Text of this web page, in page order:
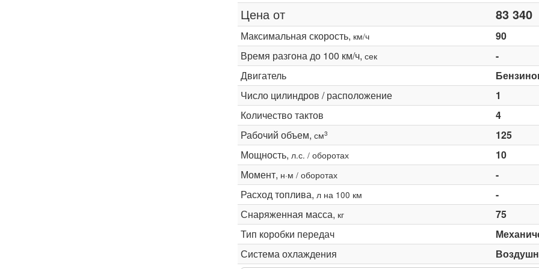
Цена от 83 340
Максимальная скорость, км/ч
90
Время разгона до 100 км/ч, сек
-
Двигатель
Число цилиндров / расположение
1
Количество тактов
4
Рабочий объем, см3
125
Мощность, л.с. / оборотах
10
Момент, н·м / оборотах
-
Расход топлива, л на 100 км
-
Снаряженная масса, кг
75
Тип коробки передач
Система охлаждения